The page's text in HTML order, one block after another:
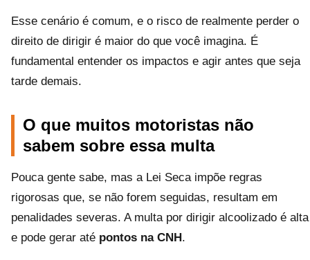
Esse cenário é comum, e o risco de realmente perder o
direito de dirigir é maior do que você imagina. É
fundamental entender os impactos e agir antes que seja
tarde demais.
O que muitos motoristas não
sabem sobre essa multa
Pouca gente sabe, mas a Lei Seca impõe regras
rigorosas que, se não forem seguidas, resultam em
penalidades severas. A multa por dirigir alcoolizado é alta
e pode gerar até pontos na CNH .